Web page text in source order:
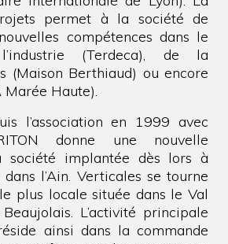
permet à la société de
compétences dans le
(Terdeca), de la
(Maison Berthiaud) ou encore
Haute).
l’association en 1999 avec
donne une nouvelle
société implantée dès lors à
dans l’Ain. Verticales se tourne
plus locale située dans le Val
L’activité principale
ainsi dans la commande